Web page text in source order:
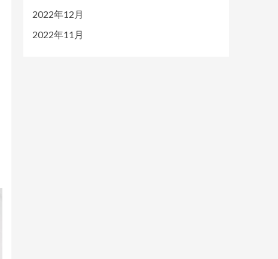
2022年12月
2022年11月